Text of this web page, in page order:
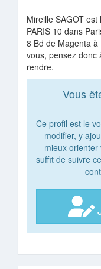
Mireille SAGOT
PARIS 10 dans
8 Bd de Magenta à
vous, pensez donc
rendre.
Vous
Ce profil est le
modifier, y
mieux
suffit de suivre